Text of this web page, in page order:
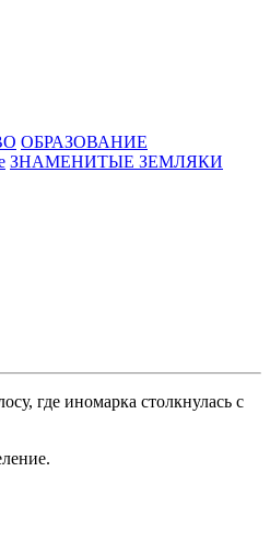
ОБРАЗОВАНИЕ
ЗНАМЕНИТЫЕ ЗЕМЛЯКИ
где иномарка столкнулась с